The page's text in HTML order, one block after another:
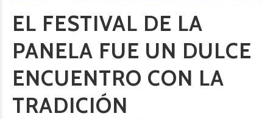
EL FESTIVAL DE LA
PANELA FUE UN DULCE
ENCUENTRO CON LA
TRADICIÓN